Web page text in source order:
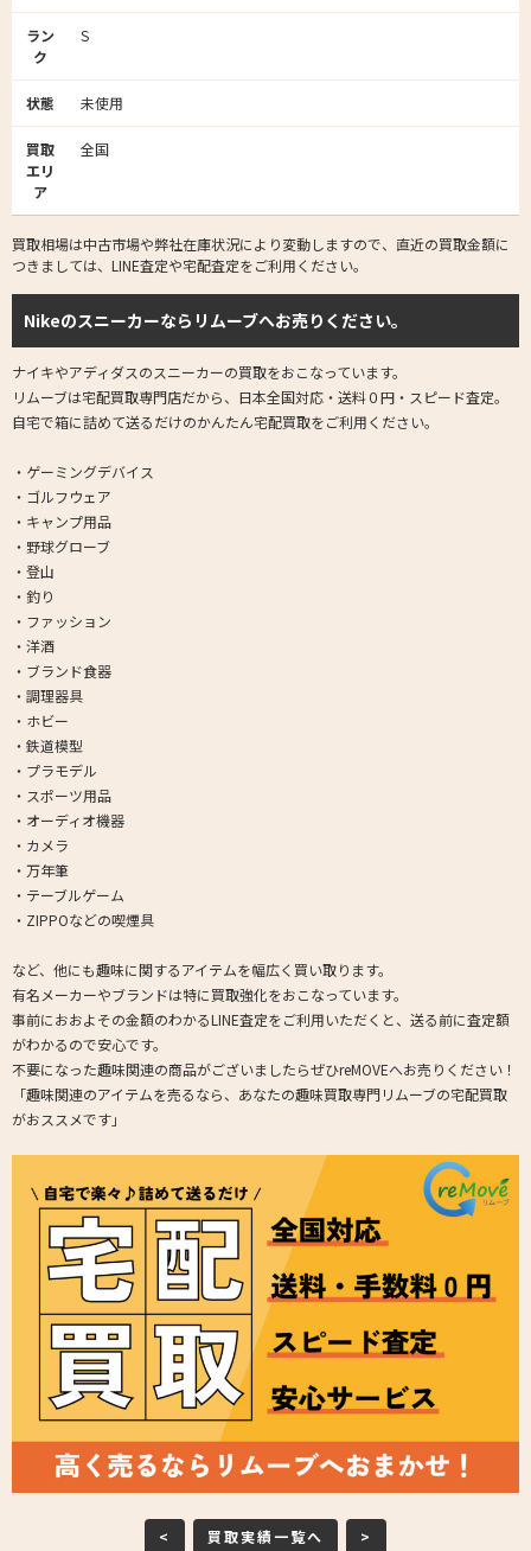
ラン
ク
S
状態 未使用
買取
エリ
ア
全国
買取相場は中古市場や弊社在庫状況により変動しますので、直近の買取金額に
つきましては、LINE査定や宅配査定をご利用ください。
Nikeのスニーカーならリムーブへお売りください。
ナイキやアディダスのスニーカーの買取をおこなっています。
リムーブは宅配買取専門店だから、日本全国対応・送料０円・スピード査定。
自宅で箱に詰めて送るだけのかんたん宅配買取をご利用ください。
・ゲーミングデバイス
・ゴルフウェア
・キャンプ用品
・野球グローブ
・登山
・釣り
・ファッション
・洋酒
・ブランド食器
・調理器具
・ホビー
・鉄道模型
・プラモデル
・スポーツ用品
・オーディオ機器
・カメラ
・万年筆
・テーブルゲーム
・ZIPPOなどの喫煙具
など、他にも趣味に関するアイテムを幅広く買い取ります。
有名メーカーやブランドは特に買取強化をおこなっています。
事前におおよその金額のわかるLINE査定をご利用いただくと、送る前に査定額
がわかるので安心です。
不要になった趣味関連の商品がございましたらぜひreMOVEへお売りください！
「趣味関連のアイテムを売るなら、あなたの趣味買取専門リムーブの宅配買取
がおススメです」
< 買取実績一覧へ >